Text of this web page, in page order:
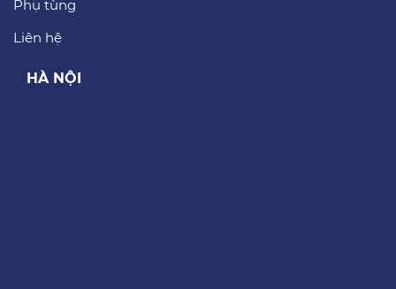
Phụ tùng
Liên hệ
HÀ NỘI